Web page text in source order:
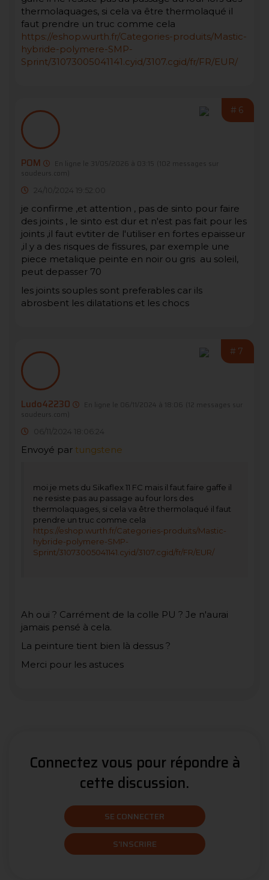
thermolaquages, si cela va être thermolaqué il
faut prendre un truc comme cela
https://eshop.wurth.fr/Categories-produits/Mastic-
hybride-polymere-SMP-
Sprint/31073005041141.cyid/3107.cgid/fr/FR/EUR/
#6
POM En ligne le 31/05/2026 à 03:15
(102 messages sur
soudeurs.com)
24/10/2024 19:52:00
je confirme ,et attention , pas de sinto pour faire
des joints , le sinto est dur et n'est pas fait pour les
joints ,il faut evtiter de l'utiliser en fortes epaisseur
,il y a des risques de fissures, par exemple une
piece metalique peinte en noir ou gris au soleil,
peut depasser 70
les joints souples sont preferables car ils
abrosbent les dilatations et les chocs
#7
Ludo42230 En ligne le 06/11/2024 à 18:06
(12 messages sur
soudeurs.com)
06/11/2024 18:06:24
Envoyé par tungstene
moi je mets du Sikaflex 11 FC mais il faut faire gaffe il
ne resiste pas au passage au four lors des
thermolaquages, si cela va être thermolaqué il faut
prendre un truc comme cela
https://eshop.wurth.fr/Categories-produits/Mastic-
hybride-polymere-SMP-
Sprint/31073005041141.cyid/3107.cgid/fr/FR/EUR/
Ah oui ? Carrément de la colle PU ? Je n'aurai
jamais pensé à cela.
La peinture tient bien là dessus ?
Merci pour les astuces
Connectez vous pour répondre à
cette discussion.
SE CONNECTER
S'INSCRIRE